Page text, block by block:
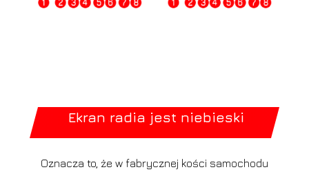
Ekran radia jest niebieski
Oznacza to, że w fabrycznej kości samochodu